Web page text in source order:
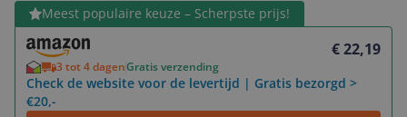
Meest populaire keuze – Scherpste prijs!
€ 22,19
3 tot 4 dagenGratis verzending
Check de website voor de levertijd | Gratis bezorgd >
€20,-
Bekijk product